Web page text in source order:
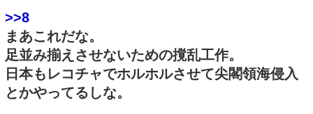
>>8
まあこれだな。
足並み揃えさせないための撹乱工作。
日本もレコチャでホルホルさせて尖閣領海侵入
とかやってるしな。